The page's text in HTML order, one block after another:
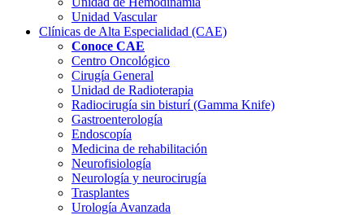
Unidad Vascular
Clínicas de Alta Especialidad (CAE)
Conoce CAE
Centro Oncológico
Cirugía General
Unidad de Radioterapia
Radiocirugía sin bisturí (Gamma Knife)
Gastroenterología
Endoscopía
Medicina de rehabilitación
Neurofisiología
Neurología y neurocirugía
Trasplantes
Urología Avanzada